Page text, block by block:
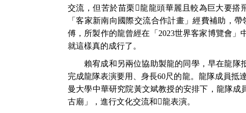
交流，但苦於苗栗 𪹚龍龍頭華麗且較為巨大要搭
「客家新南向國際交流合作計畫」經費補助，帶
傅，所製作的龍曾經在「 2023世界客家博覽會」
就這樣真的成行了。
賴宥成和另兩位協助製龍的同學，早在龍隊
完成龍隊表演要用、身長60尺的龍。龍隊成員抵
曼大學中華研究院黃文斌教授的安排下，龍隊
古廟」，進行文化交流和𪹚龍表演。